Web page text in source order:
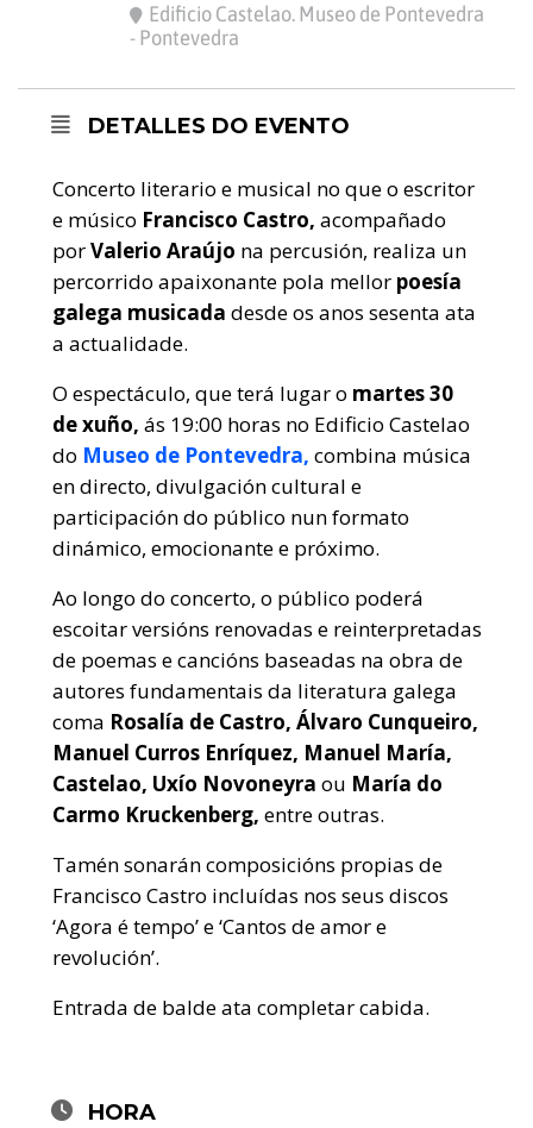
Edificio Castelao. Museo de Pontevedra
- Pontevedra
DETALLES DO EVENTO
Concerto literario e musical no que o escritor
e músico Francisco Castro, acompañado
porValerio Araújo na percusión, realiza un
percorrido apaixonante pola mellor poesía
galega musicada desde os anos sesenta ata
a actualidade.
O espectáculo, que terá lugar o martes 30
de xuño, ás 19:00 horas no Edificio Castelao
do Museo de Pontevedra, combina música
en directo, divulgación cultural e
participación do público nun formato
dinámico, emocionante e próximo.
Ao longo do concerto, o público poderá
escoitar versións renovadas e reinterpretadas
de poemas e cancións baseadas na obra de
autores fundamentais da literatura galega
coma Rosalía de Castro, Álvaro Cunqueiro,
Manuel Curros Enríquez, Manuel María,
Castelao, Uxío Novoneyra ou María do
Carmo Kruckenberg, entre outras.
Tamén sonarán composicións propias de
Francisco Castro incluídas nos seus discos
‘Agora é tempo’ e ‘Cantos de amor e
revolución’.
Entrada de balde ata completar cabida.
HORA